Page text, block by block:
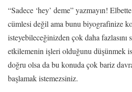
“Sadece ‘hey’ deme” yazmayın!
cümlesi değil ama bunu biyografinize
isteyebileceğinizden çok daha fazlasını
etkilemenin işleri olduğunu düşünmek
doğru olsa da bu konuda çok bariz
başlamak istemezsiniz.